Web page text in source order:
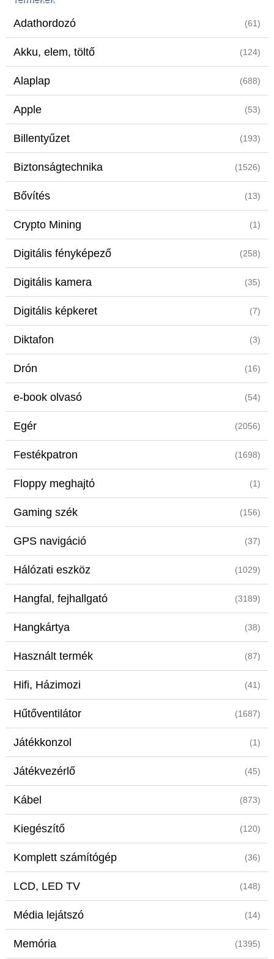
Adathordozó (61)
Akku, elem, töltő (124)
Alaplap (688)
Apple (53)
Billentyűzet (193)
Biztonságtechnika (1526)
Bővítés (13)
Crypto Mining (1)
Digitális fényképező (258)
Digitális kamera (35)
Digitális képkeret (7)
Diktafon (3)
Drón (16)
e-book olvasó (54)
Egér (2056)
Festékpatron (1698)
Floppy meghajtó (1)
Gaming szék (156)
GPS navigáció (37)
Hálózati eszköz (1029)
Hangfal, fejhallgató (3189)
Hangkártya (38)
Használt termék (87)
Hifi, Házimozi (41)
Hűtőventilátor (1687)
Játékkonzol (1)
Játékvezérlő (45)
Kábel (873)
Kiegészítő (120)
Komplett számítógép (36)
LCD, LED TV (148)
Média lejátszó (14)
Memória (1395)